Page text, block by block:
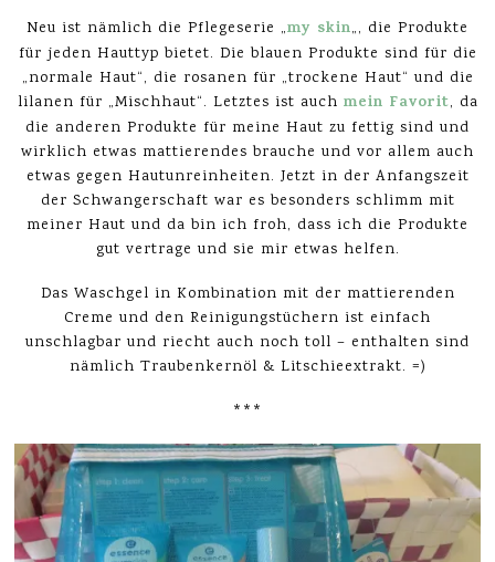
Neu ist nämlich die Pflegeserie „my skin„, die Produkte
für jeden Hauttyp bietet. Die blauen Produkte sind für die
„normale Haut“, die rosanen für „trockene Haut“ und die
lilanen für „Mischhaut“. Letztes ist auch mein Favorit, da
die anderen Produkte für meine Haut zu fettig sind und
wirklich etwas mattierendes brauche und vor allem auch
etwas gegen Hautunreinheiten. Jetzt in der Anfangszeit
der Schwangerschaft war es besonders schlimm mit
meiner Haut und da bin ich froh, dass ich die Produkte
gut vertrage und sie mir etwas helfen.
Das Waschgel in Kombination mit der mattierenden
Creme und den Reinigungstüchern ist einfach
unschlagbar und riecht auch noch toll – enthalten sind
nämlich Traubenkernöl & Litschieextrakt. =)
***